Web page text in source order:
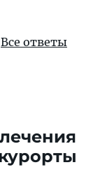
Все ответы